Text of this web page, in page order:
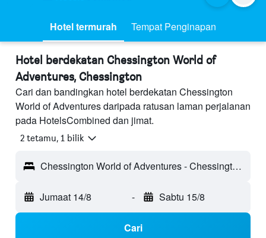
Hotel termurah Tempat Penginapan
Hotel berdekatan Chessington World of
Adventures, Chessington
Cari dan bandingkan hotel berdekatan Chessington
World of Adventures daripada ratusan laman perjalanan
pada HotelsCombined dan jimat.
2 tetamu, 1 bilik
Chessington World of Adventures - Chessington, England, United Kingdom
Jumaat 14/8 - Sabtu 15/8
Cari